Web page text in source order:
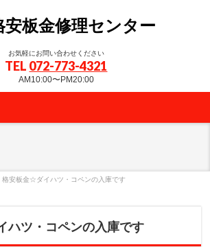
安板金修理センター
お気軽にお問い合わせください
TEL 072-773-4321
AM10:00〜PM20:00
格安板金☆ダイハツ・コペンの入庫です
ハツ・コペンの入庫です